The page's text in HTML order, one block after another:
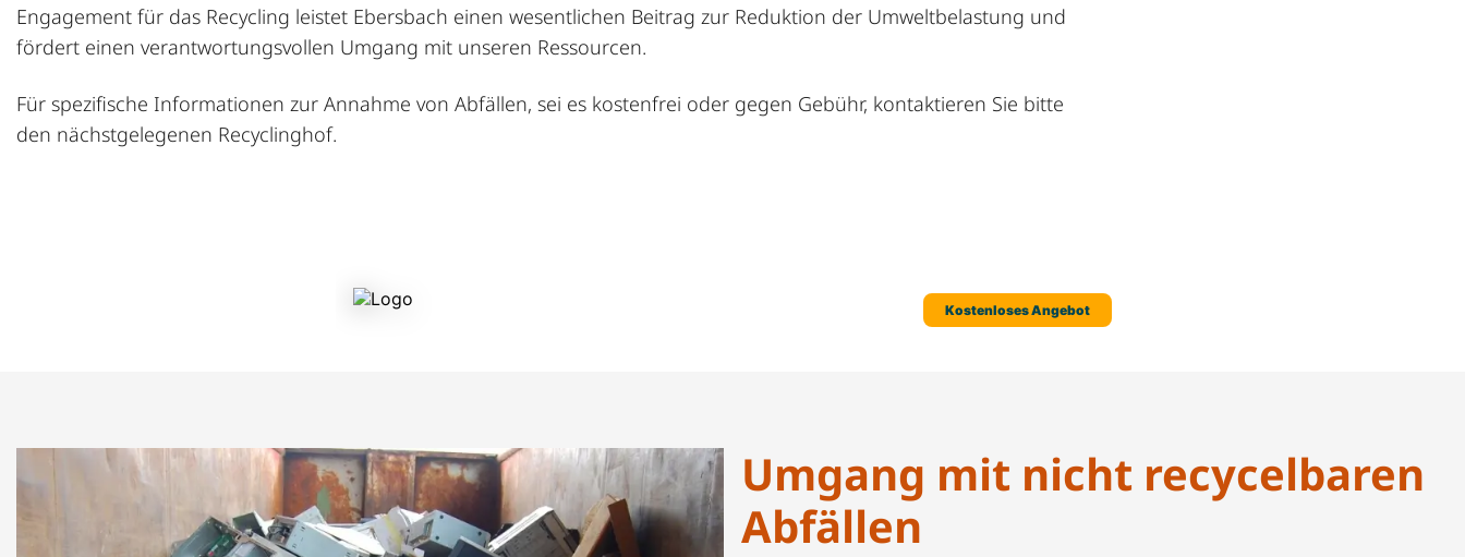
Engagement für das Recycling leistet Ebersbach einen wesentlichen Beitrag zur Reduktion der Umweltbelastung und
fördert einen verantwortungsvollen Umgang mit unseren Ressourcen.
Für spezifische Informationen zur Annahme von Abfällen, sei es kostenfrei oder gegen Gebühr, kontaktieren Sie bitte
den nächstgelegenen Recyclinghof.
Umgang mit nicht recycelbaren
Abfällen